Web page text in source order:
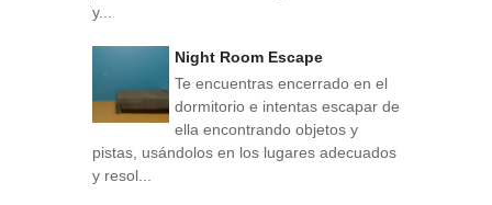
y...
Night Room Escape
Te encuentras encerrado en el
dormitorio e intentas escapar de
ella encontrando objetos y
pistas, usándolos en los lugares adecuados
y resol...